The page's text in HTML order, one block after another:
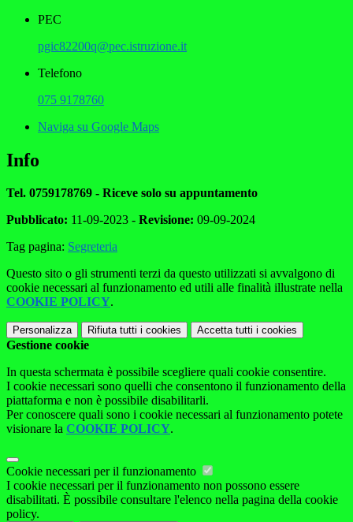
PEC
pgic82200q@pec.istruzione.it
Telefono
075 9178760
Naviga su Google Maps
Info
Tel. 0759178769 - Riceve solo su appuntamento
Pubblicato: 11-09-2023 - Revisione: 09-09-2024
Tag pagina: Segreteria
Questo sito o gli strumenti terzi da questo utilizzati si avvalgono di
cookie necessari al funzionamento ed utili alle finalità illustrate nella
COOKIE POLICY.
Personalizza Rifiuta tutti i cookies Accetta tutti i cookies
Gestione cookie
In questa schermata è possibile scegliere quali cookie consentire.
I cookie necessari sono quelli che consentono il funzionamento della
piattaforma e non è possibile disabilitarli.
Per conoscere quali sono i cookie necessari al funzionamento potete
visionare la COOKIE POLICY.
Cookie necessari per il funzionamento
I cookie necessari per il funzionamento non possono essere
disabilitati. È possibile consultare l'elenco nella pagina della cookie
policy.